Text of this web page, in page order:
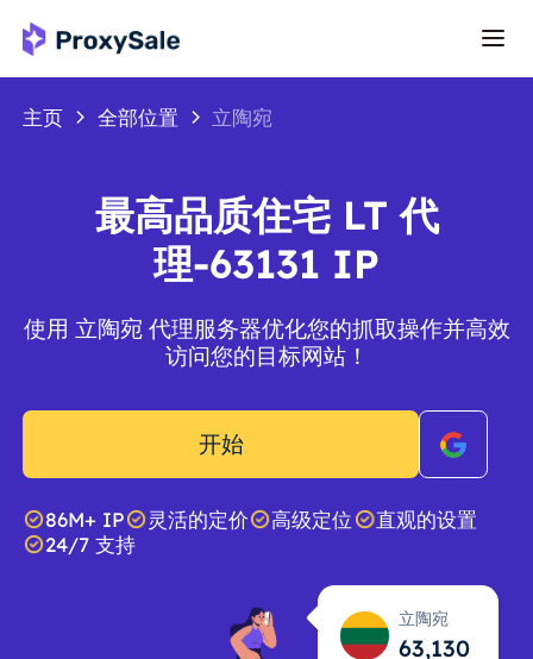
主页 全部位置 立陶宛
最高品质住宅 LT 代
理-63131 IP
使用 立陶宛 代理服务器优化您的抓取操作并高效
访问您的目标网站！
开始
86M+ IP 灵活的定价 高级定位
直观的设置
24/7 支持
立陶宛
63,131